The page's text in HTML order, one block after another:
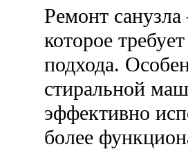
Ремонт
которое
подхода.
стиральной
эффективно
более